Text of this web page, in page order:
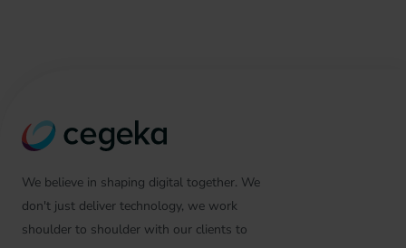
We believe in shaping digital together. We
don't just deliver technology, we work
shoulder to shoulder with our clients to